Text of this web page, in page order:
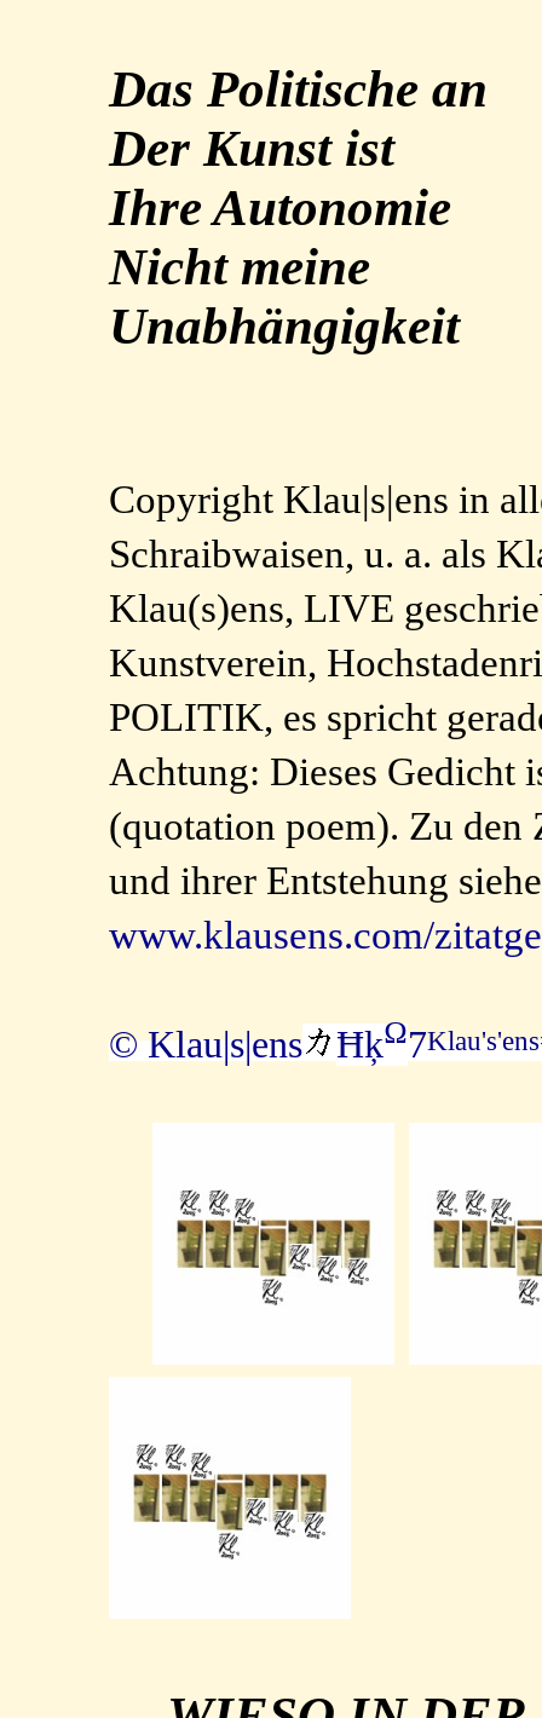
Das Politische an
Der Kunst ist
Ihre Autonomie
Nicht meine
Unabhängigkeit
Copyright Klau|s|ens in
Schraibwaisen, u. a. als
Klau(s)ens, LIVE
Kunstverein,
POLITIK, es spricht
Achtung: Dieses Gedicht
(quotation poem). Zu den
und ihrer Entstehung
www.klausens.com/
© Klau|s|ens ĦķΩ7